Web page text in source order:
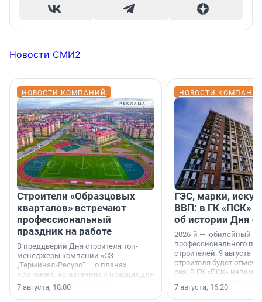
Новости СМИ2
НОВОСТИ КОМПАНИЙ
Строители «Образцовых
кварталов» встречают
профессиональный
праздник на работе
В преддверии Дня строителя топ-
менеджеры компании «СЗ
„Терминал-Ресурс“ — о планах
компании, испытаниях и поводах для
осторожного оптимизма.
7 августа, 18:00
НОВОСТИ
ГЭС, марки,
ВВП: в ГК «ПСК»
об истории Дня
2026-й — юбилейный
профессионального
строителей. 9 августа
строителя будет
раз. В ГК «ПСК»
поменялась роль
7 августа, 16:20